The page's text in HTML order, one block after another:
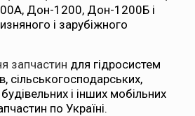
Дон-1200, Дон-1200Б і
і зарубіжного
запчастин для гідросистем
сільськогосподарських,
і інших мобільних
по Україні.